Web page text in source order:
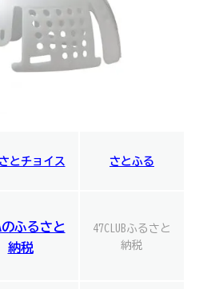
さとチョイス さとふる
のふるさと
納税
47CLUBふるさと
納税